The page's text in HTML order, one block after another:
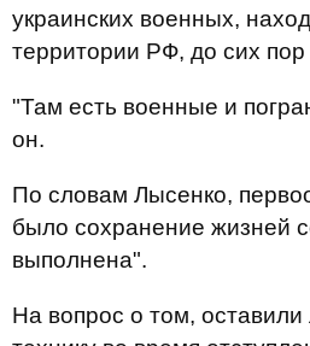
украинских военных,
территории РФ, до сих пор
"Там есть военные и
он.
По словам Лысенко,
было сохранение жизней
выполнена".
На вопрос о том,